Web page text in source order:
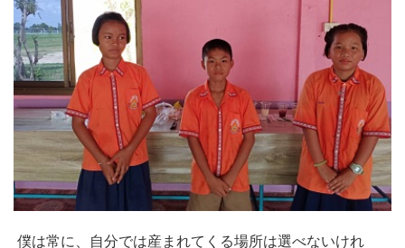
僕は常に、自分では産まれてくる場所は選べないけれ